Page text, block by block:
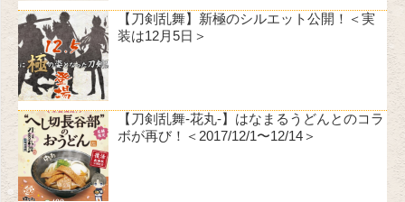
【刀剣乱舞】新極のシルエット公開！＜実
装は12月5日＞
【刀剣乱舞-花丸-】はなまるうどんとのコラ
ボが再び！＜2017/12/1〜12/14＞